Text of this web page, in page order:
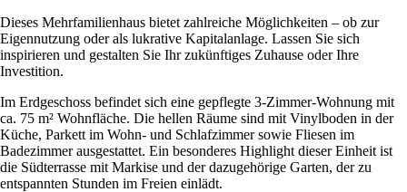
Dieses Mehrfamilienhaus bietet zahlreiche Möglichkeiten – ob zur
Eigennutzung oder als lukrative Kapitalanlage. Lassen Sie sich
inspirieren und gestalten Sie Ihr zukünftiges Zuhause oder Ihre
Investition.
Im Erdgeschoss befindet sich eine gepflegte 3-Zimmer-Wohnung mit
ca. 75 m² Wohnfläche. Die hellen Räume sind mit Vinylboden in der
Küche, Parkett im Wohn- und Schlafzimmer sowie Fliesen im
Badezimmer ausgestattet. Ein besonderes Highlight dieser Einheit ist
die Südterrasse mit Markise und der dazugehörige Garten, der zu
entspannten Stunden im Freien einlädt.